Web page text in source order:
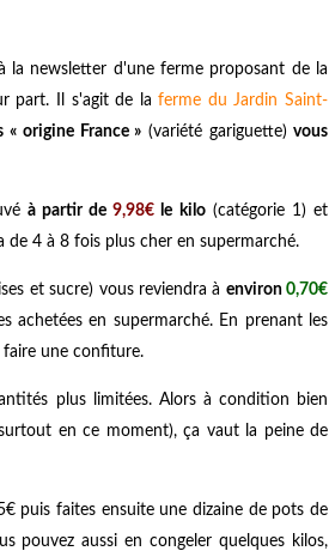
la newsletter d'une ferme proposant de la
part. Il s'agit de laferme du Jardin Saint-
« origine France » (variété gariguette) vous
à partir de9,98€ le kilo(catégorie 1) et
de 4 à 8 fois plus cher en supermarché.
et sucre) vous reviendra à environ0,70€
achetées en supermarché. En prenant les
faire une confiture.
plus limitées. Alors à condition bien
en ce moment), ça vaut la peine de
puis faites ensuite une dizaine de pots de
pouvez aussi en congeler quelques kilos,